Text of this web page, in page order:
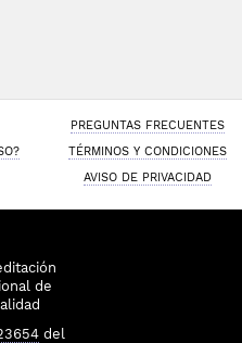
PREGUNTAS FRECUENTES
TÉRMINOS Y CONDICIONES
AVISO DE PRIVACIDAD
de
del